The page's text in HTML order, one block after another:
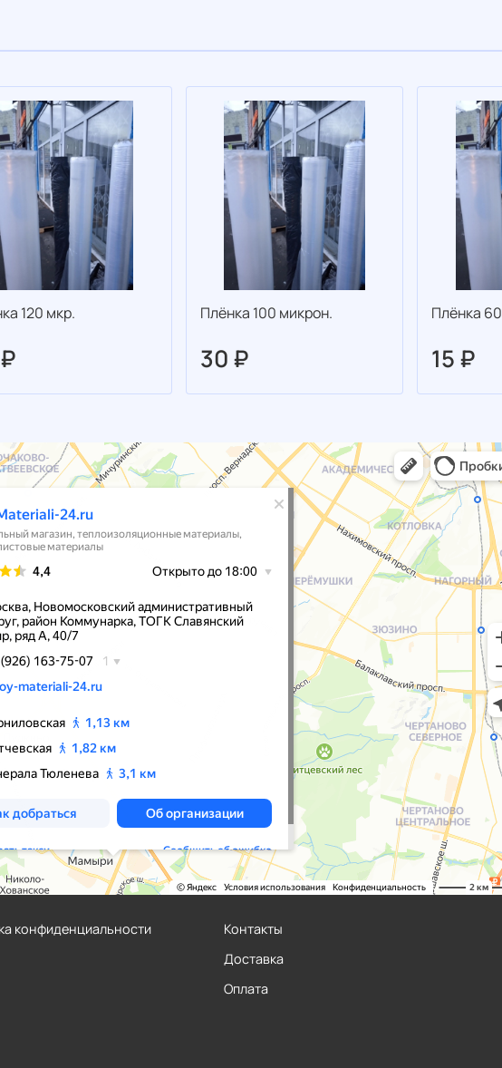
120 мкр. Плёнка 100 микрон.
30 ₽
Плёнка
15 ₽
конфиденциальности
Контакты
Доставка
Оплата